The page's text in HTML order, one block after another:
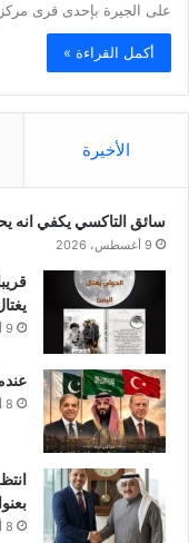
على الجيرة بإحدى قرى
أكمل القراءة »
الأخيرة
سائق التاكسي يكفي انه
9 أغسطس، 2026
9 أغسطس، 2026
8 أغسطس، 2026
8 أغسطس، 2026